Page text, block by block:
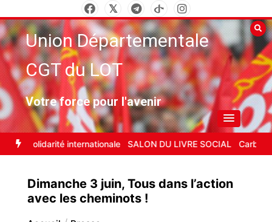
au
contenuUnion Départementale
CGT du LOT
Votre force pour l'avenir
solidarité internationale SALON DU LIVRE SOCIAL Carburant :
Dimanche 3 juin, Tous dans l’action
avec les cheminots !